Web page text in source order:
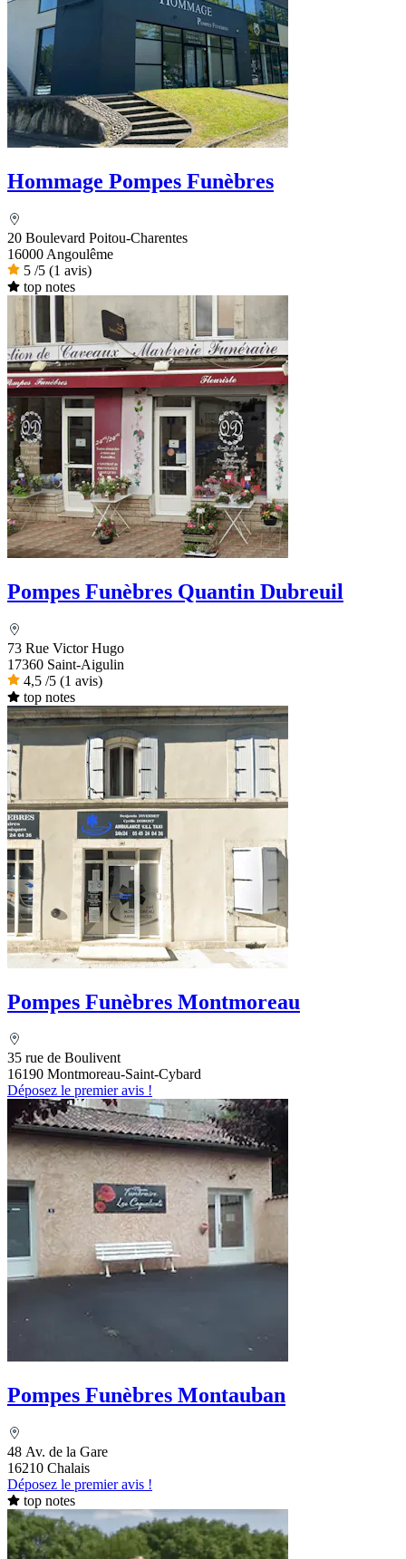
Hommage Pompes Funèbres
20 Boulevard Poitou-Charentes
16000 Angoulême
5 /5 (1 avis)
top notes
Pompes Funèbres Quantin Dubreuil
73 Rue Victor Hugo
17360 Saint-Aigulin
4,5 /5 (1 avis)
top notes
Pompes Funèbres Montmoreau
35 rue de Boulivent
16190 Montmoreau-Saint-Cybard
Déposez le premier avis !
Pompes Funèbres Montauban
48 Av. de la Gare
16210 Chalais
Déposez le premier avis !
top notes